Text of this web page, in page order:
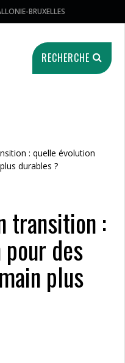
BRUXELLES
RECHERCHE
: quelle évolution
durables ?
transition :
des
plus